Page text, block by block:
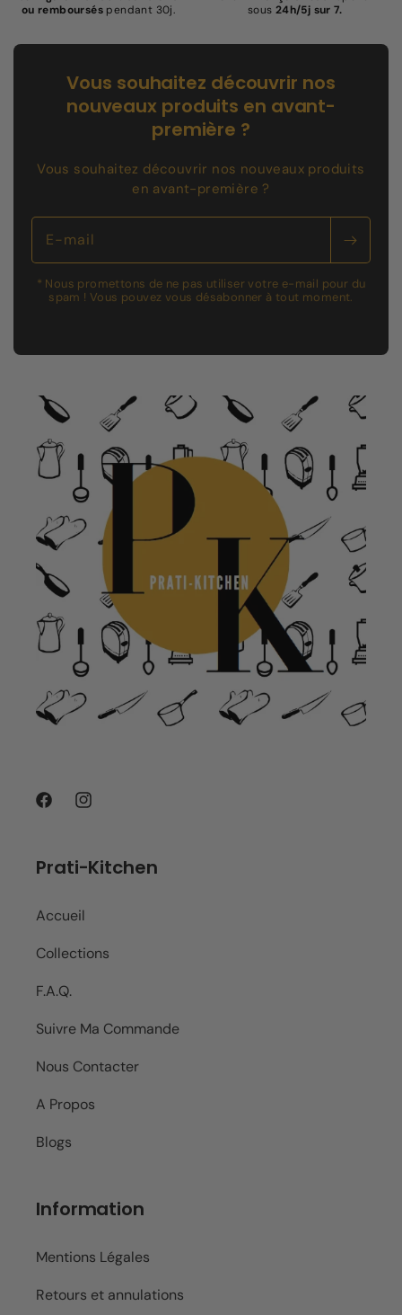
ou remboursés pendant 30j.
sous 24h/5j sur 7.
Vous souhaitez découvrir nos
nouveaux produits en avant-
première ?
Vous souhaitez découvrir nos nouveaux produits
en avant-première ?
E-mail
* Nous promettons de ne pas utiliser votre e-mail pour du
spam ! Vous pouvez vous désabonner à tout moment.
FacebookInstagram
Prati-Kitchen
Accueil
Collections
F.A.Q.
Suivre Ma Commande
Nous Contacter
A Propos
Blogs
Information
Mentions Légales
Retours et annulations